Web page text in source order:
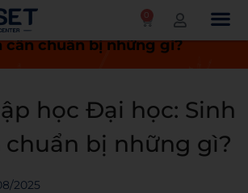
0
Tin tức
Hồ sơ nhập học Đại
cân chuẩn bị những gì?
học Đại học: Sinh
chuẩn bị những gì?
2025